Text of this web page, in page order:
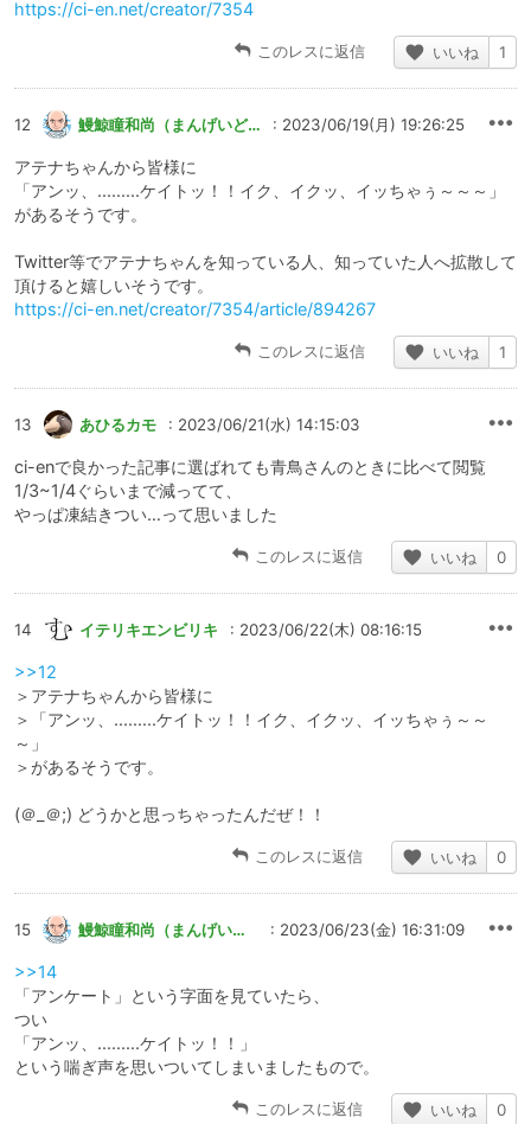
https://ci-en.net/creator/7354
このレスに返信 いいね 1
12 鰻鯨瞳和尚（まんげいどうかずなお） : 2023/06/19(月) 19:26:25
アテナちゃんから皆様に
「アンッ、.........ケイトッ！！イク、イクッ、イッちゃぅ～～～」
があるそうです。
Twitter等でアテナちゃんを知っている人、知っていた人へ拡散して
頂けると嬉しいそうです。
https://ci-en.net/creator/7354/article/894267
このレスに返信 いいね 1
13 あひるカモ : 2023/06/21(水) 14:15:03
ci-enで良かった記事に選ばれても青鳥さんのときに比べて閲覧
1/3~1/4ぐらいまで減ってて、
やっぱ凍結きつい…って思いました
このレスに返信 いいね 0
14 イテリキエンビリキ : 2023/06/22(木) 08:16:15
>>12
＞アテナちゃんから皆様に
＞「アンッ、.........ケイトッ！！イク、イクッ、イッちゃぅ～～
～」
＞があるそうです。
(＠_＠;) どうかと思っちゃったんだぜ！！
このレスに返信 いいね 0
15 鰻鯨瞳和尚（まんげいどうかずなお） : 2023/06/23(金) 16:31:09
>>14
「アンケート」という字面を見ていたら、
つい
「アンッ、.........ケイトッ！！」
という喘ぎ声を思いついてしまいましたもので。
このレスに返信 いいね 0